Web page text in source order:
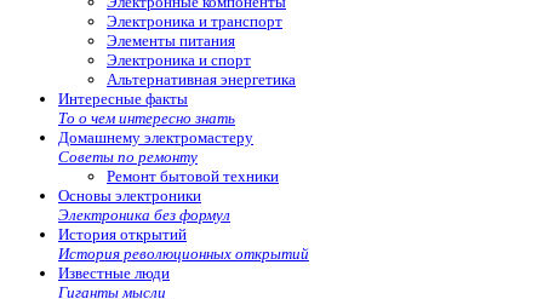
Электроника и транспорт
Элементы питания
Электроника и спорт
Альтернативная энергетика
Интересные факты
То о чем интересно знать
Домашнему электромастеру
Советы по ремонту
Ремонт бытовой техники
Основы электроники
Электроника без формул
История открытий
История революционных открытий
Известные люди
Гиганты мысли